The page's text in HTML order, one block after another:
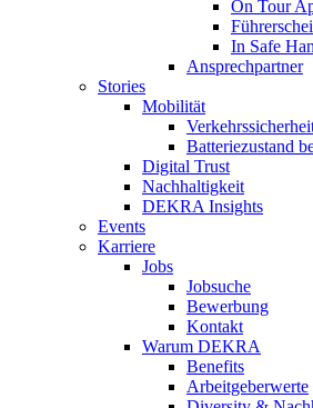
On Tour
In Safe
Ansprechpartner
Stories
Mobilität
Batteriezustand
Digital Trust
Nachhaltigkeit
DEKRA Insights
Events
Karriere
Jobs
Jobsuche
Bewerbung
Kontakt
Warum DEKRA
Benefits
Arbeitgeberwerte